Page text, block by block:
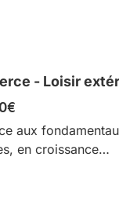
- Loisir
aux
en croissance